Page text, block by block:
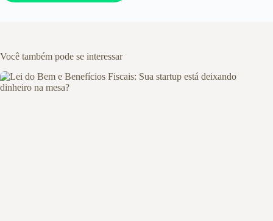
Você também pode se interessar